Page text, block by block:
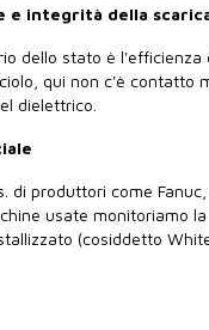
e integrità della
dello stato è
qui non c'è contatto
dielettrico.
produttori come
usate monitoriamo
(cosiddetto